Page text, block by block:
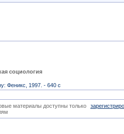
социология
Феникс, 1997. - 640 с
материалы доступны только